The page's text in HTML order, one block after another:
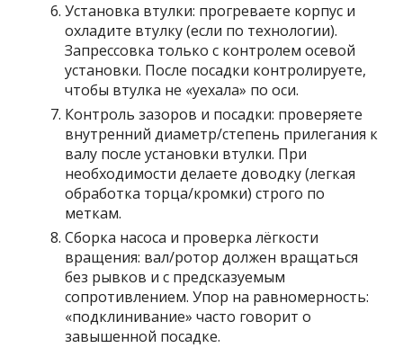
Установка втулки: прогреваете корпус и
охладите втулку (если по технологии).
Запрессовка только с контролем осевой
установки. После посадки контролируете,
чтобы втулка не «уехала» по оси.
Контроль зазоров и посадки: проверяете
внутренний диаметр/степень прилегания к
валу после установки втулки. При
необходимости делаете доводку (легкая
обработка торца/кромки) строго по
меткам.
Сборка насоса и проверка лёгкости
вращения: вал/ротор должен вращаться
без рывков и с предсказуемым
сопротивлением. Упор на равномерность:
«подклинивание» часто говорит о
завышенной посадке.